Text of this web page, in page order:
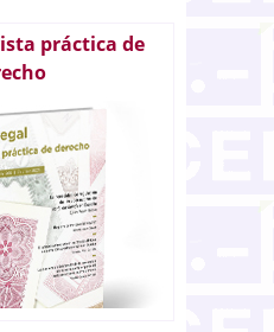
práctica de